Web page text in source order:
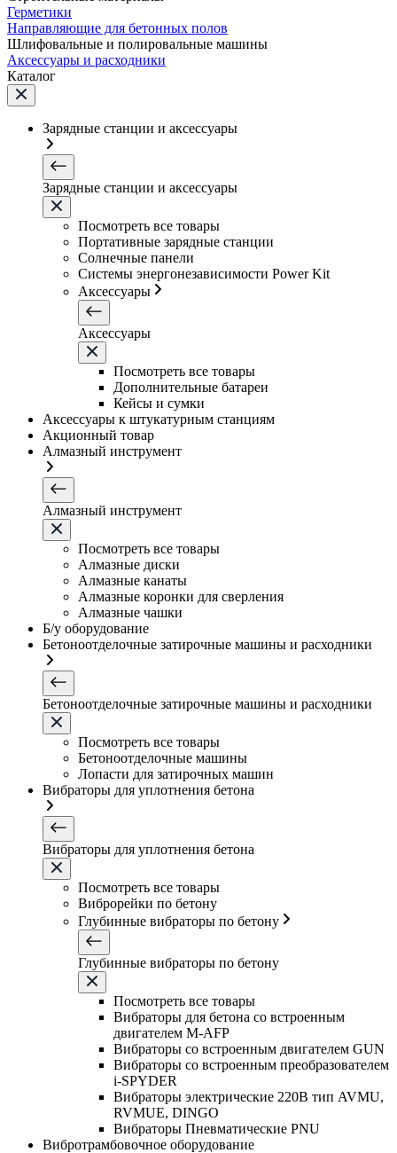
Герметики
Направляющие для бетонных полов
Шлифовальные и полировальные машины
Аксессуары и расходники
Каталог
Зарядные станции и аксессуары
Зарядные станции и аксессуары
Посмотреть все товары
Портативные зарядные станции
Солнечные панели
Системы энергонезависимости Power Kit
Аксессуары
Аксессуары
Посмотреть все товары
Дополнительные батареи
Кейсы и сумки
Аксессуары к штукатурным станциям
Акционный товар
Алмазный инструмент
Алмазный инструмент
Посмотреть все товары
Алмазные диски
Алмазные канаты
Алмазные коронки для сверления
Алмазные чашки
Б/у оборудование
Бетоноотделочные затирочные машины и расходники
Бетоноотделочные затирочные машины и расходники
Посмотреть все товары
Бетоноотделочные машины
Лопасти для затирочных машин
Вибраторы для уплотнения бетона
Вибраторы для уплотнения бетона
Посмотреть все товары
Виброрейки по бетону
Глубинные вибраторы по бетону
Глубинные вибраторы по бетону
Посмотреть все товары
Вибраторы для бетона со встроенным
двигателем M-AFP
Вибраторы со встроенным двигателем GUN
Вибраторы со встроенным преобразователем
i-SPYDER
Вибраторы электрические 220B тип AVMU,
RVMUE, DINGO
Вибраторы Пневматические PNU
Вибротрамбовочное оборудование